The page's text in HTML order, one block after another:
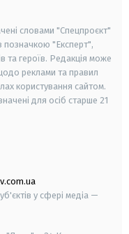
словами "Спецпроєкт"
позначкою "Експерт",
та героїв. Редакція може
реклами та правил
користування сайтом.
для осіб старше 21
у сфері медіа —